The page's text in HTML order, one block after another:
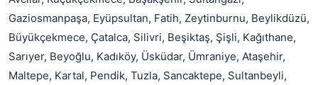
Gaziosmanpaşa, Eyüpsultan, Fatih, Zeytinburnu, Beylikdüzü,
Büyükçekmece, Çatalca, Silivri, Beşiktaş, Şişli, Kağıthane,
Sarıyer, Beyoğlu, Kadıköy, Üsküdar, Ümraniye, Ataşehir,
Maltepe, Kartal, Pendik, Tuzla, Sancaktepe, Sultanbeyli,